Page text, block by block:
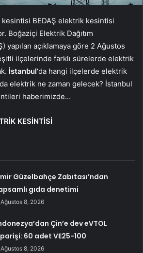
BEDAŞ elektrik kesintisi
Boğaziçi Elektrik Dağıtım
yapılan açıklamaya göre 2 Ağustos
ilçelerinde farklı sürelerde elektrik
İstanbul‘da hangi ilçelerde elektrik
elektrik ne zaman gelecek? İstanbul
haberimizde…
KESİNTİSİ
Güzelbahçe Zabıtası’ndan
gıda denetimi
Ağustos 8, 2026
Çin’e dev eVTOL
60 adet VE25-100
Ağustos 8, 2026